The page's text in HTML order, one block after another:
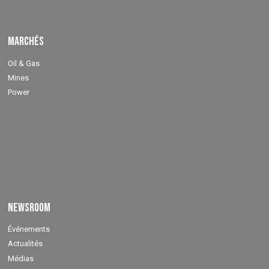
Marchés
Oil & Gas
Mines
Power
Newsroom
Événements
Actualités
Médias